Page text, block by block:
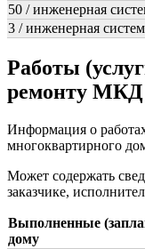
50 / инженерная
3 / инженерная
Работы
ремонту МКД
Информация о
многоквартирного
Может содержать
заказчике,
Выполненные
дому